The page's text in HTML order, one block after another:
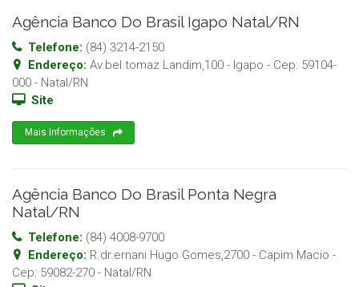
Agência Banco Do Brasil Igapo Natal/RN
Telefone: (84) 3214-2150
Endereço: Av.bel.tomaz Landim,100 - Igapo - Cep: 59104-
000 - Natal/RN
Site
Mais Informações
Agência Banco Do Brasil Ponta Negra
Natal/RN
Telefone: (84) 4008-9700
Endereço: R.dr.ernani Hugo Gomes,2700 - Capim Macio -
Cep: 59082-270 - Natal/RN